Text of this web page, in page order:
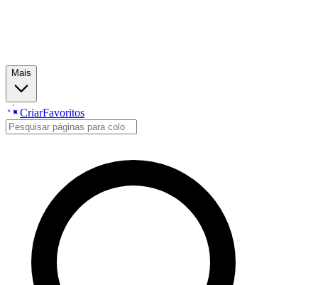
Mais
CriarFavoritos